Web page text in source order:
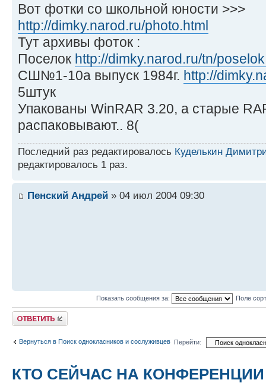
Вот фотки со школьной юности >>>
http://dimky.narod.ru/photo.html
Тут архивы фоток :
Поселок http://dimky.narod.ru/tn/
СШ№1-10a выпуск 1984г. http://
5штук
Упакованы WinRAR 3.20, а старые
распаковывают.. 8(
Последний раз редактировалось Куделькин
редактировалось 1 раз.
Пенский Андрей » 04 июл 2004 09:30
Показать сообщения за: Поле
Ответить
Вернуться в Поиск однокласников и сослуживцев Перейти:
КТО СЕЙЧАС НА КОНФЕРЕНЦИИ